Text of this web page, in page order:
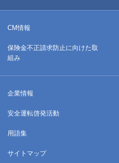
CM情報
保険金不正請求防止に向けた取
組み
企業情報
安全運転啓発活動
用語集
サイトマップ